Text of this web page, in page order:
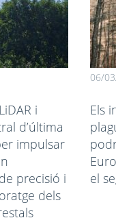
i
d’última
impulsar
precisió i
dels
06/
Els
el